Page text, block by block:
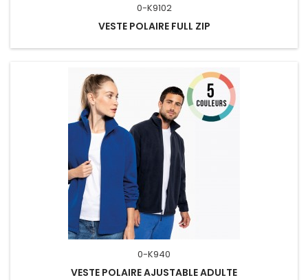
0-K9102
VESTE POLAIRE FULL ZIP
0-K940
VESTE POLAIRE AJUSTABLE ADULTE